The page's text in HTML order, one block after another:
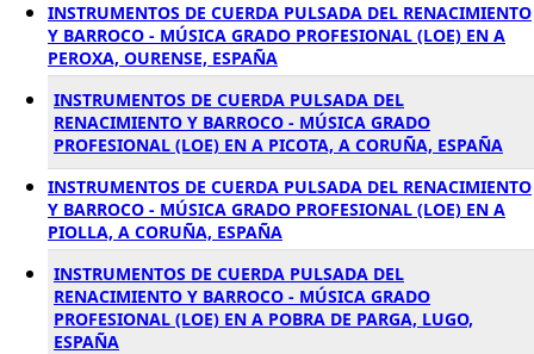
INSTRUMENTOS DE CUERDA PULSADA DEL RENACIMIENTO
Y BARROCO - MÚSICA GRADO PROFESIONAL (LOE) EN A
PEROXA, OURENSE, ESPAÑA
INSTRUMENTOS DE CUERDA PULSADA DEL
RENACIMIENTO Y BARROCO - MÚSICA GRADO
PROFESIONAL (LOE) EN A PICOTA, A CORUÑA, ESPAÑA
INSTRUMENTOS DE CUERDA PULSADA DEL RENACIMIENTO
Y BARROCO - MÚSICA GRADO PROFESIONAL (LOE) EN A
PIOLLA, A CORUÑA, ESPAÑA
INSTRUMENTOS DE CUERDA PULSADA DEL
RENACIMIENTO Y BARROCO - MÚSICA GRADO
PROFESIONAL (LOE) EN A POBRA DE PARGA, LUGO,
ESPAÑA